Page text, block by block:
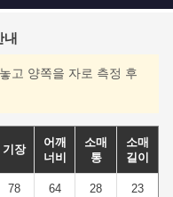
내
고 양쪽을 자로 측정 후
기장
어깨
너비
소매
통
소매
길이
78 64 28 23